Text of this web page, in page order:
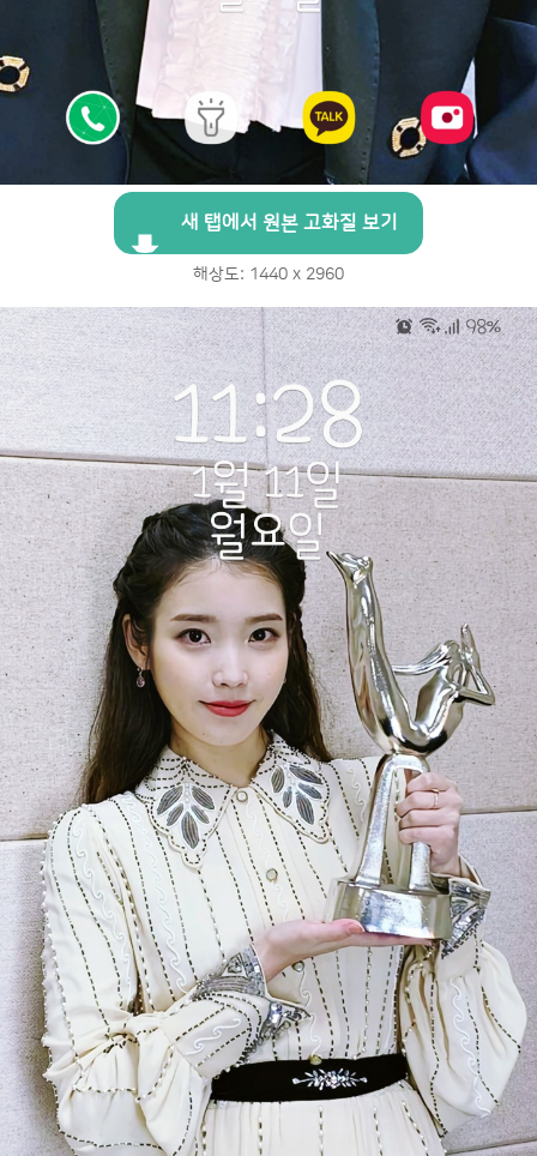
새 탭에서 원본 고화질 보기
해상도: 1440 x 2960